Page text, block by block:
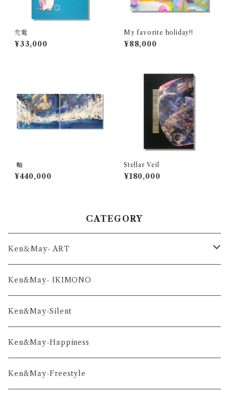
充電
¥33,000
My favorite holiday!!
¥88,000
軸
¥440,000
Stellar Veil
¥180,000
CATEGORY
Ken＆May- ART
舞-series
凛-series
雅-series
和-series
Ken&May- IKIMONO
Ken&May-Silent
Ken&May-Happiness
Ken&May-Freestyle